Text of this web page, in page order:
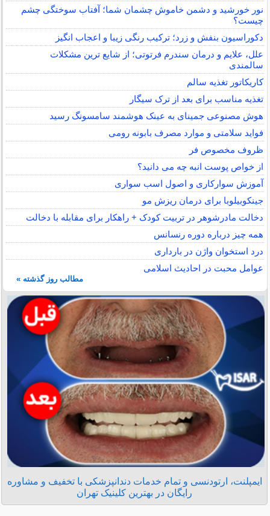
نور خورشید و دشمن خاموش چشمان شما؛ آفتاب سوختگی چشم
چیست؟
دکوراسیون بنفش و زرد؛ ترکیب رنگی زیبا و اعجاب انگیز
علل، علایم و درمان سندرم فرتوتی؛ از شایع ترین مشکلات
سالمندی
کاریکاتور تغذیه سالم
تغذیه مناسب برای بعد از ترک سیگار
هوش مصنوعی جمینای به عینک هوشمند سامسونگ رسید
فواید سلامتی و موارد مصرف بابونه رومی
ظروف مخصوص فر
از خواص پوست انبه چه می دانید؟
آموزش سوارکاری و اصول اسب سواری
جینکوبیلوبا برای درمان ریزش مو
دخالت مادرشوهر در تربیت کودک + راهکار برای مقابله با دخالت
همه چیز درباره دوره رنسانس
درد استخوان واژن در بارداری
عوامل محبت در احادیث اسلامى
مطالب روز گذشته »
ایمپلنت، ارتودنسی و تمام خدمات دندانپزشکی با تخفیف و مشاوره
رایگان در بهترین کلینیک تهران